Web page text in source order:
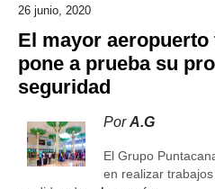
26 junio, 2020
El mayor
pone a prueba su
seguridad
PorA.G
El Grupo
en realizar